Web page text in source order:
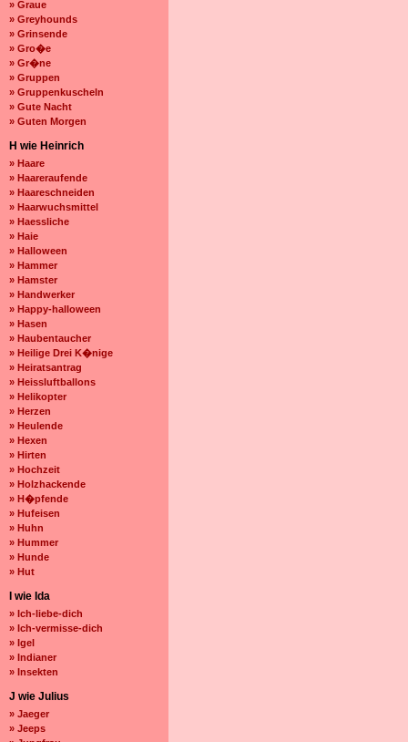
» Graue
» Greyhounds
» Grinsende
» Gro�e
» Gr�ne
» Gruppen
» Gruppenkuscheln
» Gute Nacht
» Guten Morgen
H wie Heinrich
» Haare
» Haareraufende
» Haareschneiden
» Haarwuchsmittel
» Haessliche
» Haie
» Halloween
» Hammer
» Hamster
» Handwerker
» Happy-halloween
» Hasen
» Haubentaucher
» Heilige Drei K�nige
» Heiratsantrag
» Heissluftballons
» Helikopter
» Herzen
» Heulende
» Hexen
» Hirten
» Hochzeit
» Holzhackende
» H�pfende
» Hufeisen
» Huhn
» Hummer
» Hunde
» Hut
I wie Ida
» Ich-liebe-dich
» Ich-vermisse-dich
» Igel
» Indianer
» Insekten
J wie Julius
» Jaeger
» Jeeps